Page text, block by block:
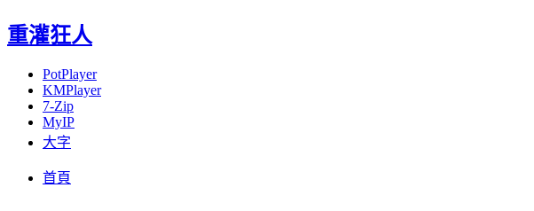
重灌狂人
PotPlayer
KMPlayer
7-Zip
MyIP
大字
首頁